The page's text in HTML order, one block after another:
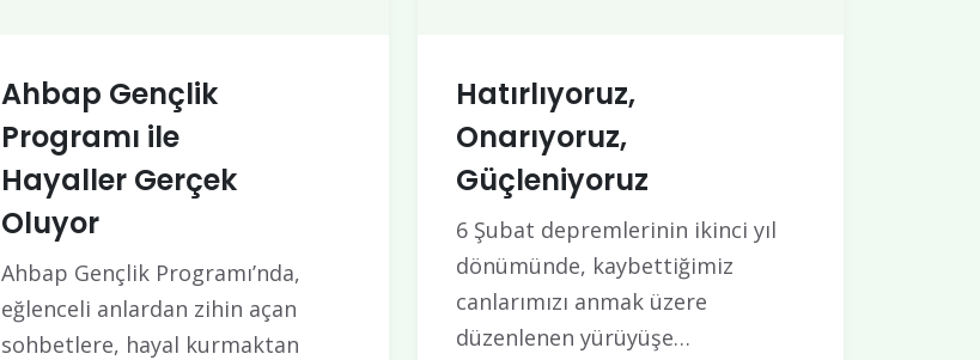
Ahbap Gençlik
Programı ile
Hayaller Gerçek
Oluyor
Ahbap Gençlik Programı’nda,
eğlenceli anlardan zihin açan
sohbetlere, hayal kurmaktan
Hatırlıyoruz,
Onarıyoruz,
Güçleniyoruz
6 Şubat depremlerinin ikinci yıl
dönümünde, kaybettiğimiz
canlarımızı anmak üzere
düzenlenen yürüyüşe…